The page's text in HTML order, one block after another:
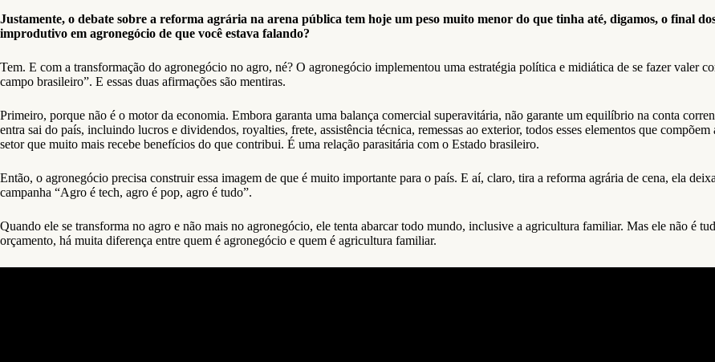
Justamente, o debate sobre a reforma agrária na arena pública tem hoje um peso muito menor do que tinha até, digamos, o final
improdutivo em agronegócio de que você estava falando?
Tem. E com a transformação do agronegócio no agro, né? O agronegócio implementou uma estratégia política e midiática de se fazer valer
campo brasileiro”. E essas duas afirmações são mentiras.
Primeiro, porque não é o motor da economia. Embora garanta uma balança comercial superavitária, não garante um equilíbrio na conta
entra sai do país, incluindo lucros e dividendos, royalties, frete, assistência técnica, remessas ao exterior, todos esses elementos que
setor que muito mais recebe benefícios do que contribui. É uma relação parasitária com o Estado brasileiro.
Então, o agronegócio precisa construir essa imagem de que é muito importante para o país. E aí, claro, tira a reforma agrária de cena, ela
campanha “Agro é tech, agro é pop, agro é tudo”.
Quando ele se transforma no agro e não mais no agronegócio, ele tenta abarcar todo mundo, inclusive a agricultura familiar. Mas ele não é
orçamento, há muita diferença entre quem é agronegócio e quem é agricultura familiar.